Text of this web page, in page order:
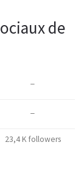
de
23,4 K followers